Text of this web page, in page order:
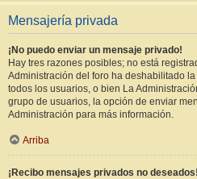
Mensajería privada
¡No puedo enviar un mensaje privado!
Hay tres razones posibles; no está
Administración del foro ha deshabilitado
todos los usuarios, o bien La
grupo de usuarios, la opción de enviar
Administración para más información.
Arriba
¡Recibo mensajes privados no deseados!